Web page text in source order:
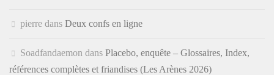
pierre dans Deux confs en ligne
Soadfandaemon dans Placebo, enquête – Glossaires, Index,
références complètes et friandises (Les Arènes 2026)